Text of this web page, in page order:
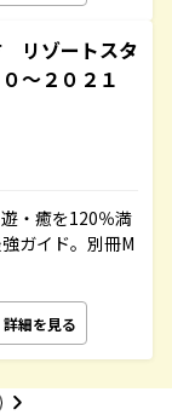
リゾートスタ
～２０２１
・癒を120％満
ガイド。別冊M
詳細を見る